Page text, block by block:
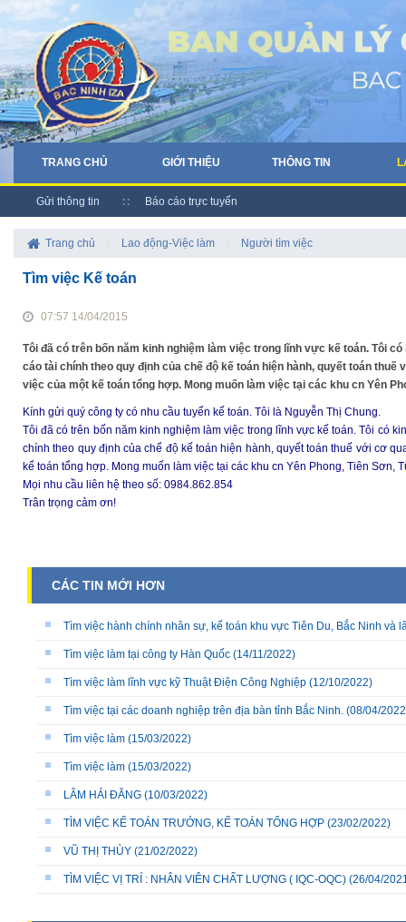
TRANG CHỦ GIỚI THIỆU THÔNG TIN
Gửi thông tin Báo cáo trực tuyến
Trang chủ Lao động-Việc làm Người tìm việc
Tìm việc Kế toán
07:57 14/04/2015
Tôi đã có trên bốn năm kinh nghiệm làm việc trong lĩnh vực kế toán. Tôi
cáo tài chính theo quy định của chế độ kế toán hiện hành, quyết toán
việc của một kế toán tổng hợp. Mong muốn làm việc tại các khu cn Yên
Kính gửi quý công ty có nhu cầu tuyển kế toán. Tôi là Nguyễn Thị Chung.
Tôi đã có trên bốn năm kinh nghiệm làm việc trong lĩnh vực kế toán. Tôi có
chính theo quy định của chế độ kế toán hiện hành, quyết toán thuế với cơ
kế toán tổng hợp. Mong muốn làm việc tại các khu cn Yên Phong, Tiên Sơn,
Mọi nhu cầu liên hệ theo số: 0984.862.854
Trân trọng cảm ơn!
CÁC TIN MỚI HƠN
Tìm việc hành chính nhân sự, kế toán khu vực Tiên Du, Bắc Ninh và
Tìm việc làm tại công ty Hàn Quốc (14/11/2022)
Tìm việc làm lĩnh vực kỹ Thuật Điện Công Nghiệp (12/10/2022)
Tìm việc tại các doanh nghiệp trên địa bàn tỉnh Bắc Ninh. (08/04/
Tìm việc làm (15/03/2022)
Tìm việc làm (15/03/2022)
LÂM HẢI ĐĂNG (10/03/2022)
TÌM VIỆC KẾ TOÁN TRƯỞNG, KẾ TOÁN TỔNG HỢP (23/02/2022)
VŨ THỊ THÙY (21/02/2022)
TÌM VIỆC VỊ TRÍ : NHÂN VIÊN CHẤT LƯỢNG ( IQC-OQC) (26/04/